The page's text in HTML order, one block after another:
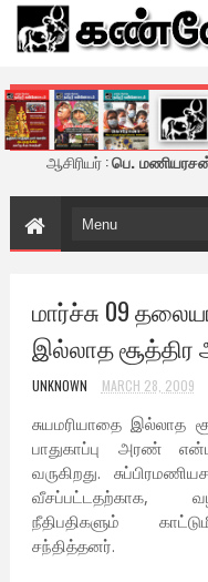
ஆசிரியர் :பெ.
மார்ச்சு 09
இல்லாத சூத்திர
UNKNOWN MARCH 28, 2009
சுயமரியாதை இல்லாத
பாதுகாப்பு அரண்
வருகிறது.
வீசப்பட்டதற்காக,
நீதிபதிகளும்
சந்தித்தனர்.